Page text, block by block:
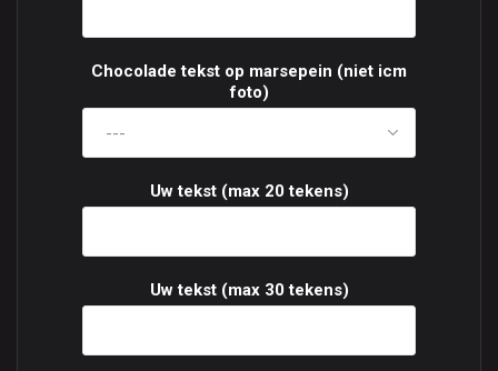
Chocolade tekst op marsepein (niet icm
foto)
Uw tekst (max 20 tekens)
Uw tekst (max 30 tekens)